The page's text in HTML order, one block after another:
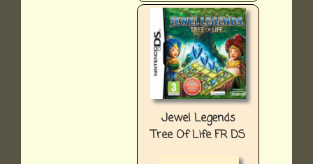
Jewel Legends
Tree Of Life FR DS